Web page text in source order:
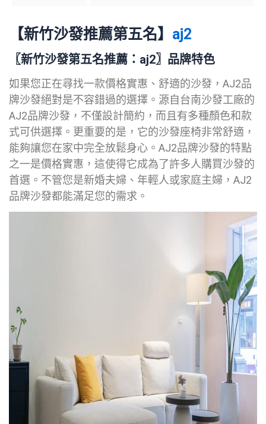
【新竹沙發推薦第五名】 aj2
〖新竹沙發第五名推薦 ：aj2〗品牌特色
如果您正在尋找一款價格實惠、舒適的沙發，AJ2品
牌沙發絕對是不容錯過的選擇。源自台南沙發工廠的
AJ2品牌沙發，不僅設計簡約，而且有多種顏色和款
式可供選擇。更重要的是，它的沙發座椅非常舒適，
能夠讓您在家中完全放鬆身心。AJ2品牌沙發的特點
之一是價格實惠，這使得它成為了許多人購買沙發的
首選。不管您是新婚夫婦、年輕人或家庭主婦，AJ2
品牌沙發都能滿足您的需求。